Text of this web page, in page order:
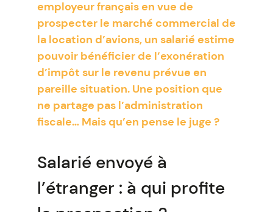
employeur français en vue de
prospecter le marché commercial de
la location d’avions, un salarié estime
pouvoir bénéficier de l’exonération
d’impôt sur le revenu prévue en
pareille situation. Une position que
ne partage pas l’administration
fiscale… Mais qu’en pense le juge ?
Salarié envoyé à
l’étranger : à qui profite